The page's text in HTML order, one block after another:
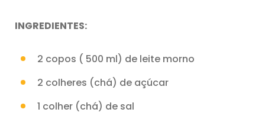
INGREDIENTES:
2 copos ( 500 ml) de leite morno
2 colheres (chá) de açúcar
1 colher (chá) de sal